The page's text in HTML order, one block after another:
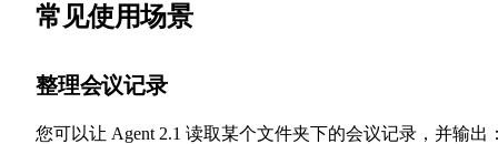
常见使用场景
整理会议记录
您可以让 Agent 2.1 读取某个文件夹下的会议记录，并输出